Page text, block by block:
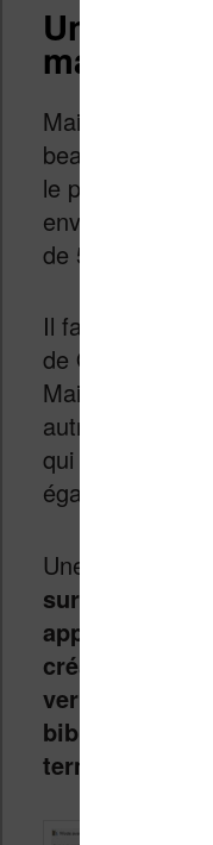
Une
mais
Maintenant, il
beaucoup de
le processus
environ. Ce
de 5 pages.
Il faut dire que
de OpenAI qui
Mais, vous
autre outil plus
qui vous
également.
Une fois que
sur le bouton
appelé «
création du
verrez
bibliothèque
terminé.